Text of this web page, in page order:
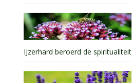
IJzerhard beroerd de spiritualiteit